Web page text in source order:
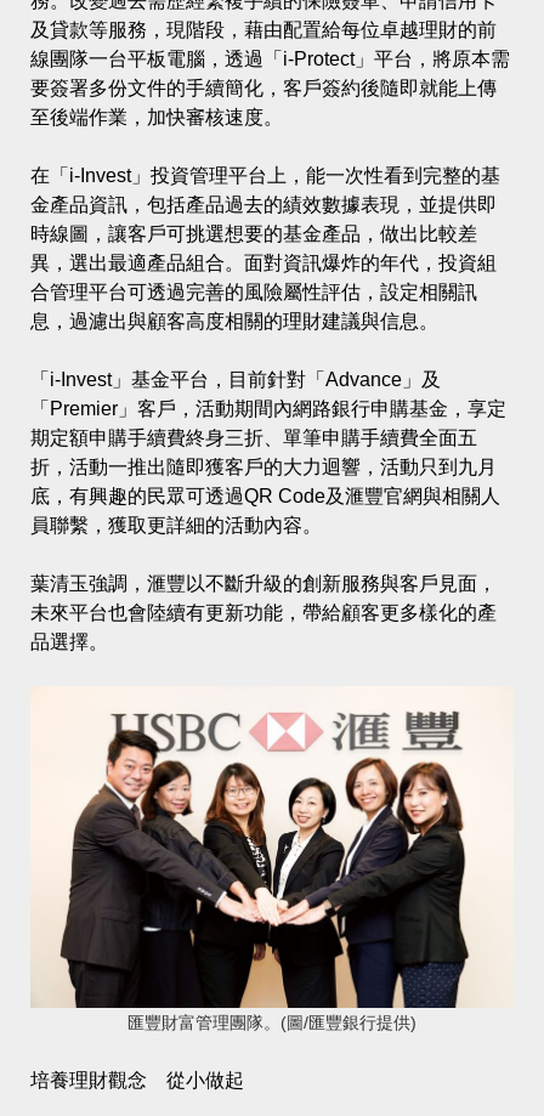
及貸款等服務，現階段，藉由配置給每位卓越理財的前
線團隊一台平板電腦，透過「i-Protect」平台，將原本需
要簽署多份文件的手續簡化，客戶簽約後隨即就能上傳
至後端作業，加快審核速度。
在「i-Invest」投資管理平台上，能一次性看到完整的基
金產品資訊，包括產品過去的績效數據表現，並提供即
時線圖，讓客戶可挑選想要的基金產品，做出比較差
異，選出最適產品組合。面對資訊爆炸的年代，投資組
合管理平台可透過完善的風險屬性評估，設定相關訊
息，過濾出與顧客高度相關的理財建議與信息。
「i-Invest」基金平台，目前針對「Advance」及
「Premier」客戶，活動期間內網路銀行申購基金，享定
期定額申購手續費終身三折、單筆申購手續費全面五
折，活動一推出隨即獲客戶的大力迴響，活動只到九月
底，有興趣的民眾可透過QR Code及滙豐官網與相關人
員聯繫，獲取更詳細的活動內容。
葉清玉強調，滙豐以不斷升級的創新服務與客戶見面，
未來平台也會陸續有更新功能，帶給顧客更多樣化的產
品選擇。
匯豐財富管理團隊。(圖/匯豐銀行提供)
培養理財觀念 從小做起